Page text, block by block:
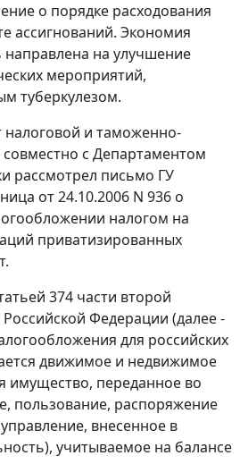
о порядке расходования
ассигнований. Экономия
на улучшение
мероприятий,
туберкулезом.
налоговой и таможенно-
с Департаментом
рассмотрел письмо ГУ
от 24.10.2006 N 936 о
налогом на
приватизированных
374 части второй
Российской Федерации (далее -
для российских
движимое и недвижимое
имущество, переданное во
пользование, распоряжение
внесенное в
учитываемое на балансе